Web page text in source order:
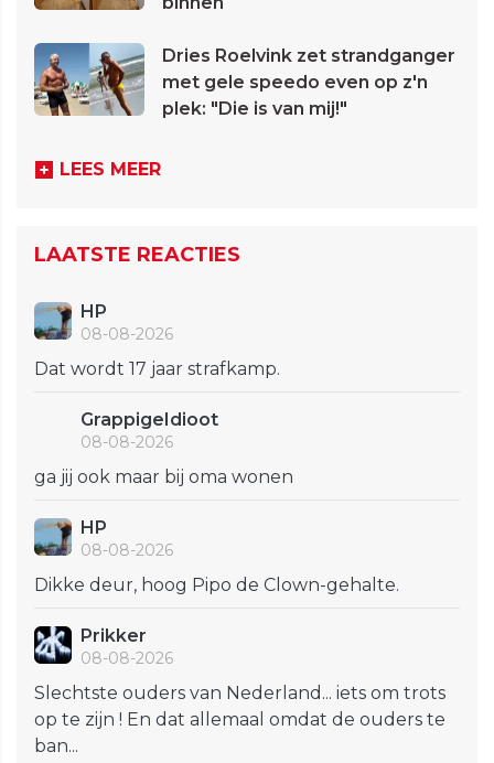
Dries Roelvink zet strandganger
met gele speedo even op z'n
plek: "Die is van mij!"
LEES MEER
LAATSTE REACTIES
HP
08-08-2026
Dat wordt 17 jaar strafkamp.
GrappigeIdioot
08-08-2026
ga jij ook maar bij oma wonen
HP
08-08-2026
Dikke deur, hoog Pipo de Clown-gehalte.
Prikker
08-08-2026
Slechtste ouders van Nederland... iets om trots
op te zijn ! En dat allemaal omdat de ouders te
ban...